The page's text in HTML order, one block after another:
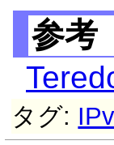
参考
タグ: